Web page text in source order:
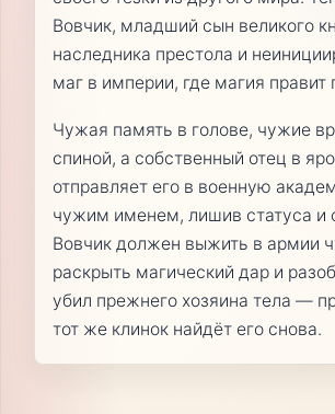
Вовчик, младший сын великого
наследника престола и
маг в империи, где магия правит
Чужая память в голове, чужие
спиной, а собственный отец в
отправляет его в военную
чужим именем, лишив статуса и
Вовчик должен выжить в армии
раскрыть магический дар и
убил прежнего хозяина тела —
тот же клинок найдёт его снова.